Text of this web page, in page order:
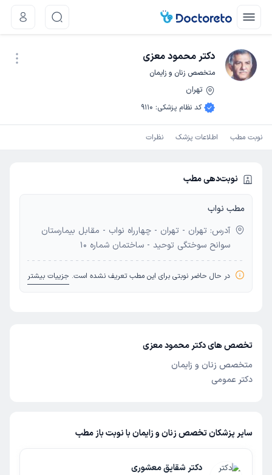
دکتر محمود معزی
متخصص زنان و زایمان
تهران
کد نظام پزشکی:
9110
نوبت مطب اطلاعات پزشک نظرات
نوبت‌دهی مطب
مطب نواب
آدرس: تهران - تهران - چهارراه نواب - مقابل بیمارستان
سوانح سوختگی توحید - ساختمان شماره 10
در حال حاضر نوبتی برای این مطب تعریف نشده است. جزییات بیشتر
تخصص های دکتر محمود معزی
متخصص زنان و زایمان
دکتر عمومی
سایر پزشکان تخصص زنان و زایمان با نوبت باز مطب
دکتر شقایق معشوری